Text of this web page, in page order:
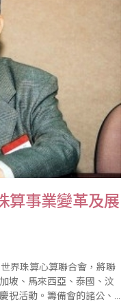
算事業變革及展
界珠算心算聯合會，將聯
坡、馬來西亞、泰國、汶
祝活動。籌備會的諸公、